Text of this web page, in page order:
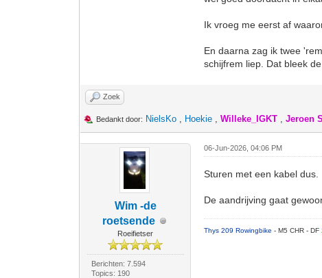
Ik vroeg me eerst af
En daarna zag ik twee
schijfrem liep. Dat bleek
Zoek
Bedankt door: NielsKo , Hoekie ,Willeke_IGKT ,Jeroen S
Wim -de
roetsende
Roeifietser
Berichten: 7.594
Topics: 190
06-Jun-2026, 04:06 PM
Sturen met een kabel dus.
De aandrijving gaat
Thys 209 Rowingbike- M5 CHR - DF